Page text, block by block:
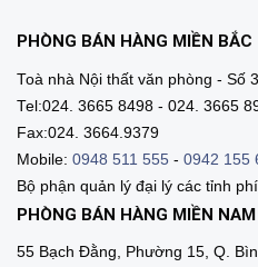
PHÒNG BÁN HÀNG MIỀN BẮC
Toà nhà Nội thất văn phòng - Số
Tel:024. 3665 8498 - 024. 3665
Fax:024. 3664.9379
Mobile: 0948 511 555 - 0942 155
Bộ phận quản lý đại lý các tỉnh
PHÒNG BÁN HÀNG MIỀN NAM
55 Bạch Đằng, Phường 15, Q.